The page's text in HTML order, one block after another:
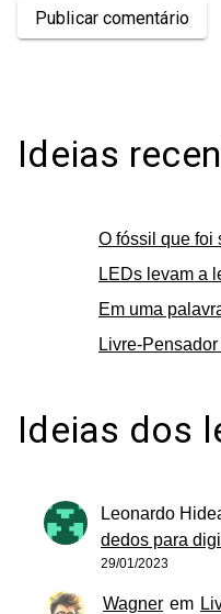
Publicar comentário
Ideias
O fóssil que foi
LEDs levam a
Em uma
Livre-
Ideias dos
Leonardo
dedos para
29/01/2023
Wagner em